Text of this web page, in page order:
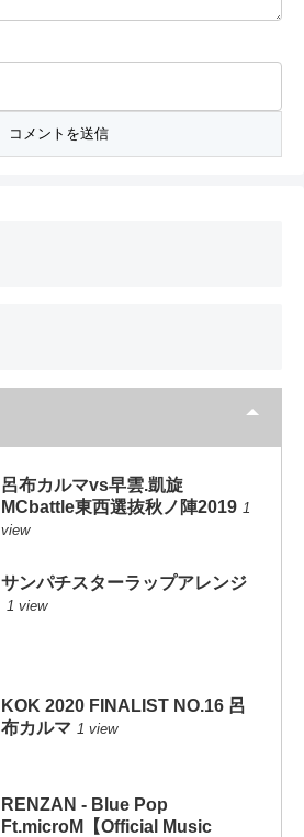
呂布カルマvs早雲.凱旋
MCbattle東西選抜秋ノ陣2019 1
view
サンパチスターラップアレンジ
1 view
KOK 2020 FINALIST NO.16 呂
布カルマ 1 view
RENZAN - Blue Pop
Ft.microM【Official Music